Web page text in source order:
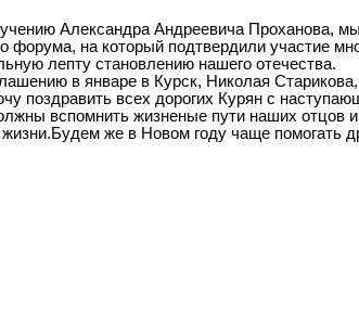
Александра Андреевича Проханова,
форума, на который подтвердили участие
лепту становлению нашего отечества.
в январе в Курск, Николая
поздравить всех дорогих Курян с
вспомнить жизненые пути наших отцов
же в Новом году чаще помогать